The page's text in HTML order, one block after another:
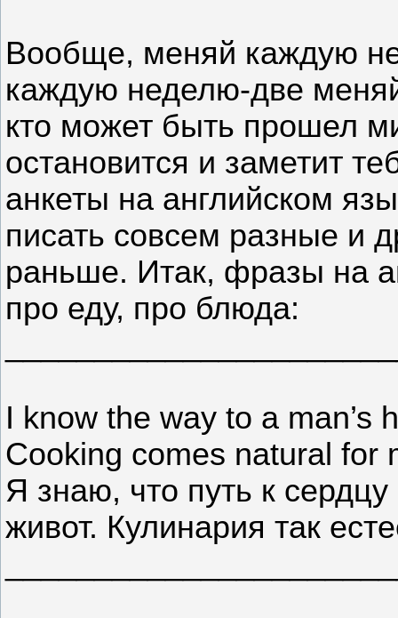
Вообще, меняй каждую
каждую неделю-две меняй
кто может быть прошел
остановится и заметит
анкеты на английском
писать совсем разные и
раньше. Итак, фразы на
про еду, про блюда:
I know the way to a man’s
Cooking comes natural for
Я знаю, что путь к
живот. Кулинария так